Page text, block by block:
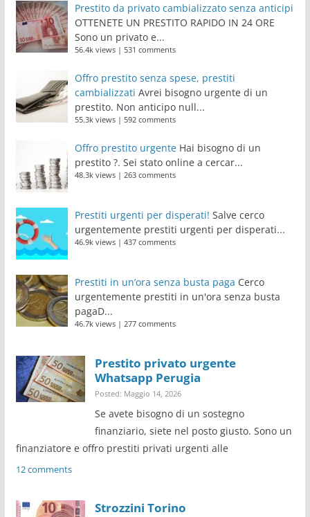
Prestito da privato cambializzato senza anticipi
OTTENETE UN PRESTITO RAPIDO IN 24 ORE
Sono un privato e...
56.4k views| 531 comments
Offro prestito senza spese, prestiti
cambializzati Avrei bisogno urgente di un
prestito. Non anticipo null...
55.3k views| 592 comments
Offro prestito urgente Hai bisogno di un
prestito ?. Sei stato online a cercar...
48.3k views| 263 comments
Prestiti urgenti per disperati! Salve cerco
urgentemente prestiti urgenti per disperati...
46.9k views| 437 comments
Prestiti in un’ora senza busta paga Cerco
urgentemente prestiti in un'ora senza busta
pagaD...
46.7k views| 277 comments
Prestito privato urgente
Whatsapp Perugia
Posted: Maggio 14, 2026
Se avete bisogno di un sostegno
finanziario, siete nel posto giusto. Sono un
finanziatore e offro prestiti privati urgenti alle
12 comments
Strozzini Torino